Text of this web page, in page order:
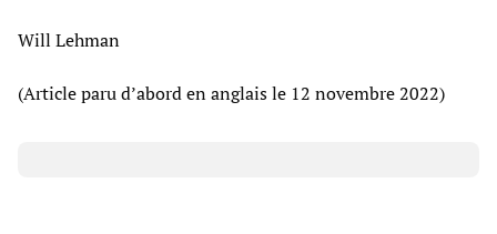
Will Lehman
(Article paru d’abord en anglais le 12 novembre 2022)